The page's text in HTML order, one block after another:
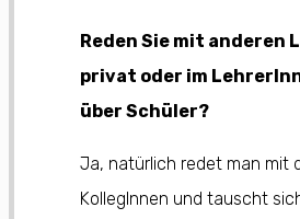
Reden Sie mit anderen
privat oder im
über Schüler?
Ja, natürlich redet man mit
KollegInnen und tauscht